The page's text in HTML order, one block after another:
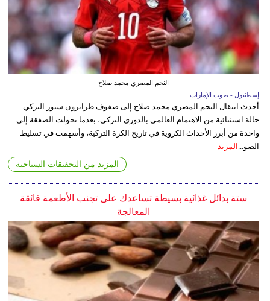
النجم المصري محمد صلاح
إسطنبول - صوت الإمارات
أحدث انتقال النجم المصري محمد صلاح إلى صفوف طرابزون سبور التركي
حالة استثنائية من الاهتمام العالمي بالدوري التركي، بعدما تحولت الصفقة إلى
واحدة من أبرز الأحداث الكروية في تاريخ الكرة التركية، وأسهمت في تسليط
الضو... المزيد
المزيد من التحقيقات السياحية
ستة بدائل غذائية بسيطة تساعدك على تجنب الأطعمة فائقة
المعالجة